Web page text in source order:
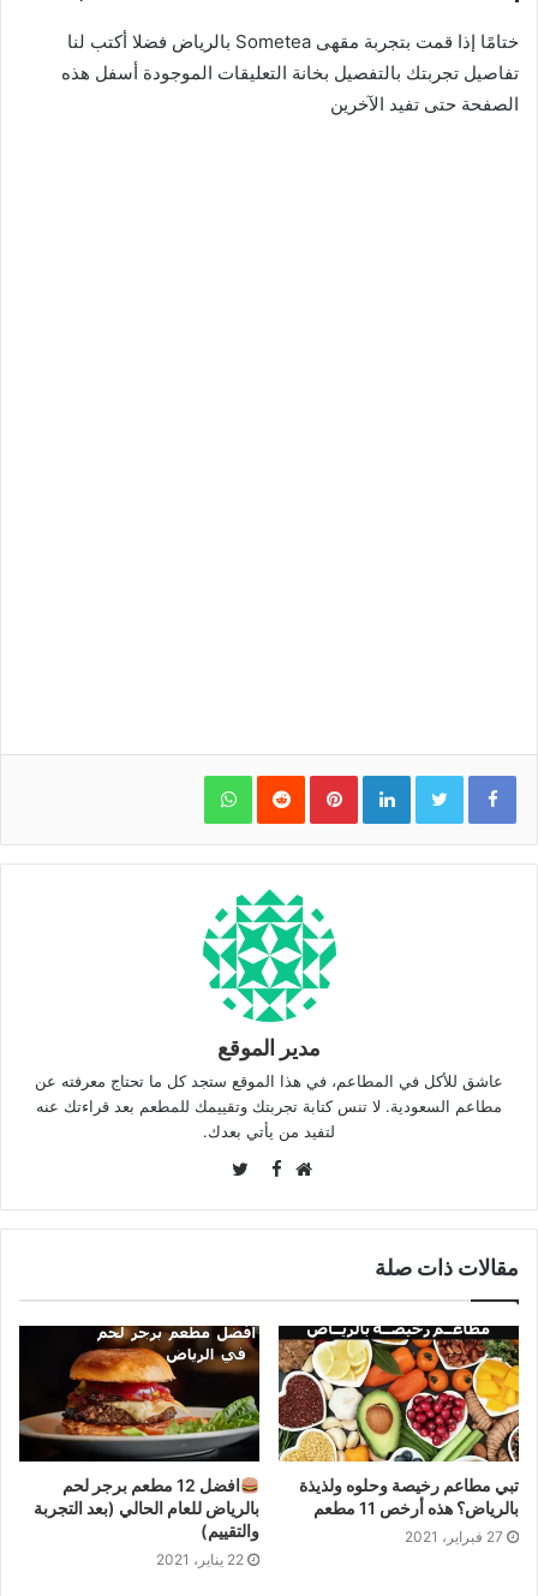
ختامًا إذا قمت بتجربة مقهى Sometea بالرياض فضلا أكتب لنا
تفاصيل تجربتك بالتفصيل بخانة التعليقات الموجودة أسفل هذه
الصفحة حتى تفيد الآخرين
LinkedIn
Pinterest
WhatsApp
مدير الموقع
عاشق للأكل في المطاعم، في هذا الموقع ستجد كل ما تحتاج معرفته عن
مطاعم السعودية. لا تنس كتابة تجربتك وتقييمك للمطعم بعد قراءتك عنه
لتفيد من يأتي بعدك.
Facebook
مقالات ذات صلة
تبي مطاعم رخيصة وحلوه ولذيذة
بالرياض؟ هذه أرخص 11 مطعم
27 فبراير، 2021
افضل 12 مطعم برجر لحم
بالرياض للعام الحالي (بعد التجربة
والتقييم)
22 يناير، 2021